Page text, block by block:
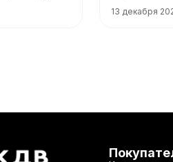
аккуратно
13 декабря